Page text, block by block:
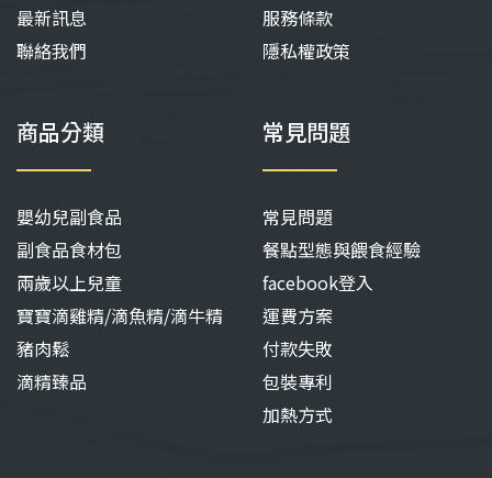
最新訊息
聯絡我們
服務條款
隱私權政策
商品分類
嬰幼兒副食品
副食品食材包
兩歲以上兒童
寶寶滴雞精/滴魚精/滴牛精
豬肉鬆
滴精臻品
常見問題
常見問題
餐點型態與餵食經驗
facebook登入
運費方案
付款失敗
包裝專利
加熱方式